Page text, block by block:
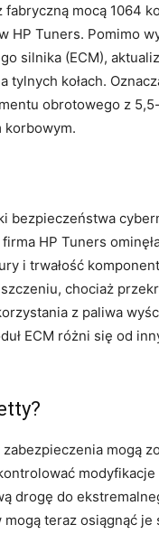
mocą 1064
Tuners. Pomimo
silnika (ECM),
kołach.
obrotowego z
korbowym.
bezpieczeństwa
HP Tuners
i trwałość
chociaż
z paliwa
ECM różni się od
mogą
drogę do
teraz osiągnąć je